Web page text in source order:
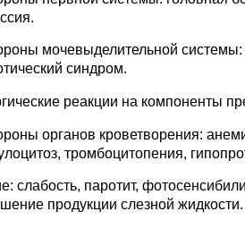
мочевыделительной системы:
синдром.
реакции на компоненты
органов кроветворения:
тромбоцитопения,
слабость, паротит,
продукции слезной жидкости.